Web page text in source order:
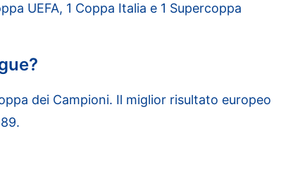
UEFA, 1 Coppa Italia e 1 Supercoppa
dei Campioni. Il miglior risultato europeo